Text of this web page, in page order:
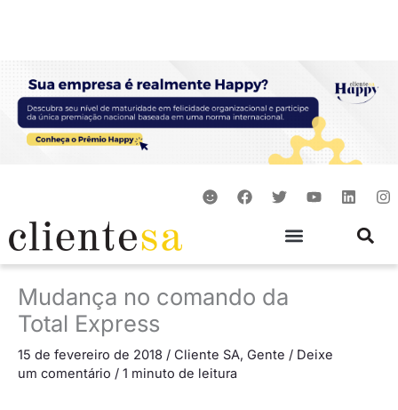
S
m
F
a
o
k
T
w
e
Y
o
b
L
i
d
I
n
g
Mudança no comando da
Total Express
15 de fevereiro de 2018 / Cliente SA, Gente / Deixe
um comentário / 1 minuto de leitura